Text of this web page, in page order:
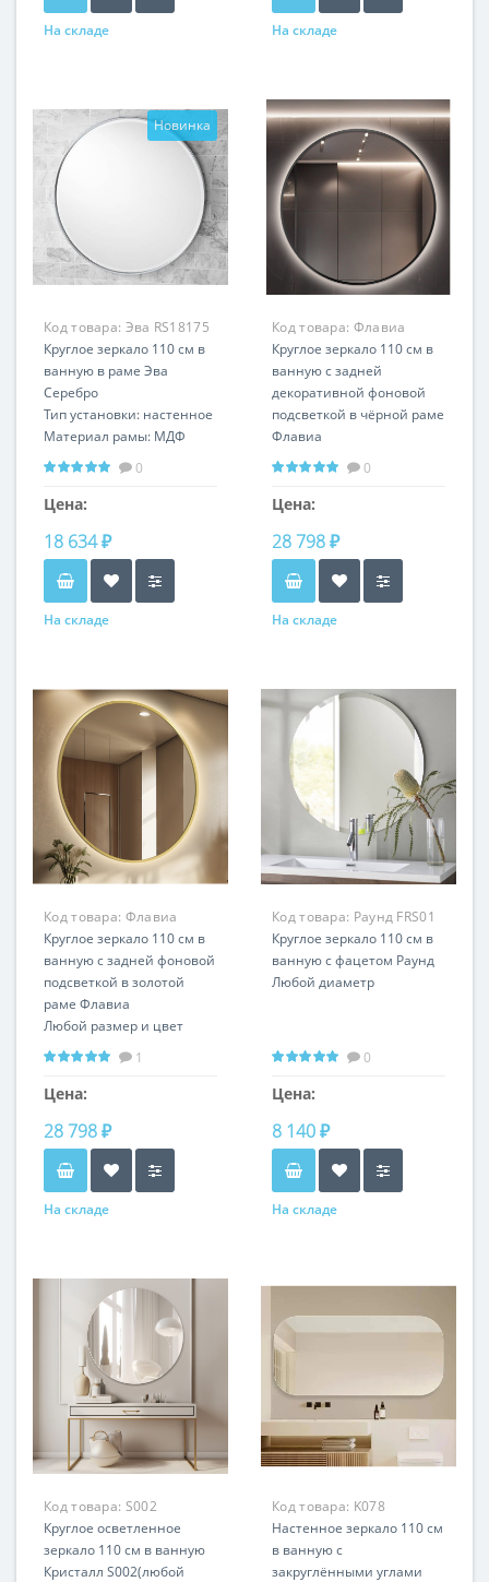
На складе На складе
Новинка
Код товара: Эва RS18175
Круглое зеркало 110 см в
ванную в раме Эва
Серебро
Тип установки: настенное
Материал рамы: МДФ
Возможна установка
0
Цена:
18 634 ₽
На складе
Код товара: Флавиа
Чёрное RSK175
Круглое зеркало 110 см в
ванную с задней
декоративной фоновой
подсветкой в чёрной раме
Флавиа
Любой размер и цвет
0
Цена:
28 798 ₽
На складе
Код товара: Флавиа
Золото RSK174
Круглое зеркало 110 см в
ванную с задней фоновой
подсветкой в золотой
раме Флавиа
Любой размер и цвет
рамы
1
Цена:
28 798 ₽
На складе
Код товара: Раунд FRS01
Круглое зеркало 110 см в
ванную с фацетом Раунд
Любой диаметр
0
Цена:
8 140 ₽
На складе
Код товара: S002
Круглое осветленное
зеркало 110 см в ванную
Кристалл S002(любой
Код товара: K078
Настенное зеркало 110 см
в ванную с
закруглёнными углами